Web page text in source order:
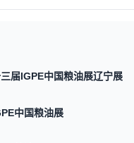
届IGPE中国粮油展辽宁展
中国粮油展